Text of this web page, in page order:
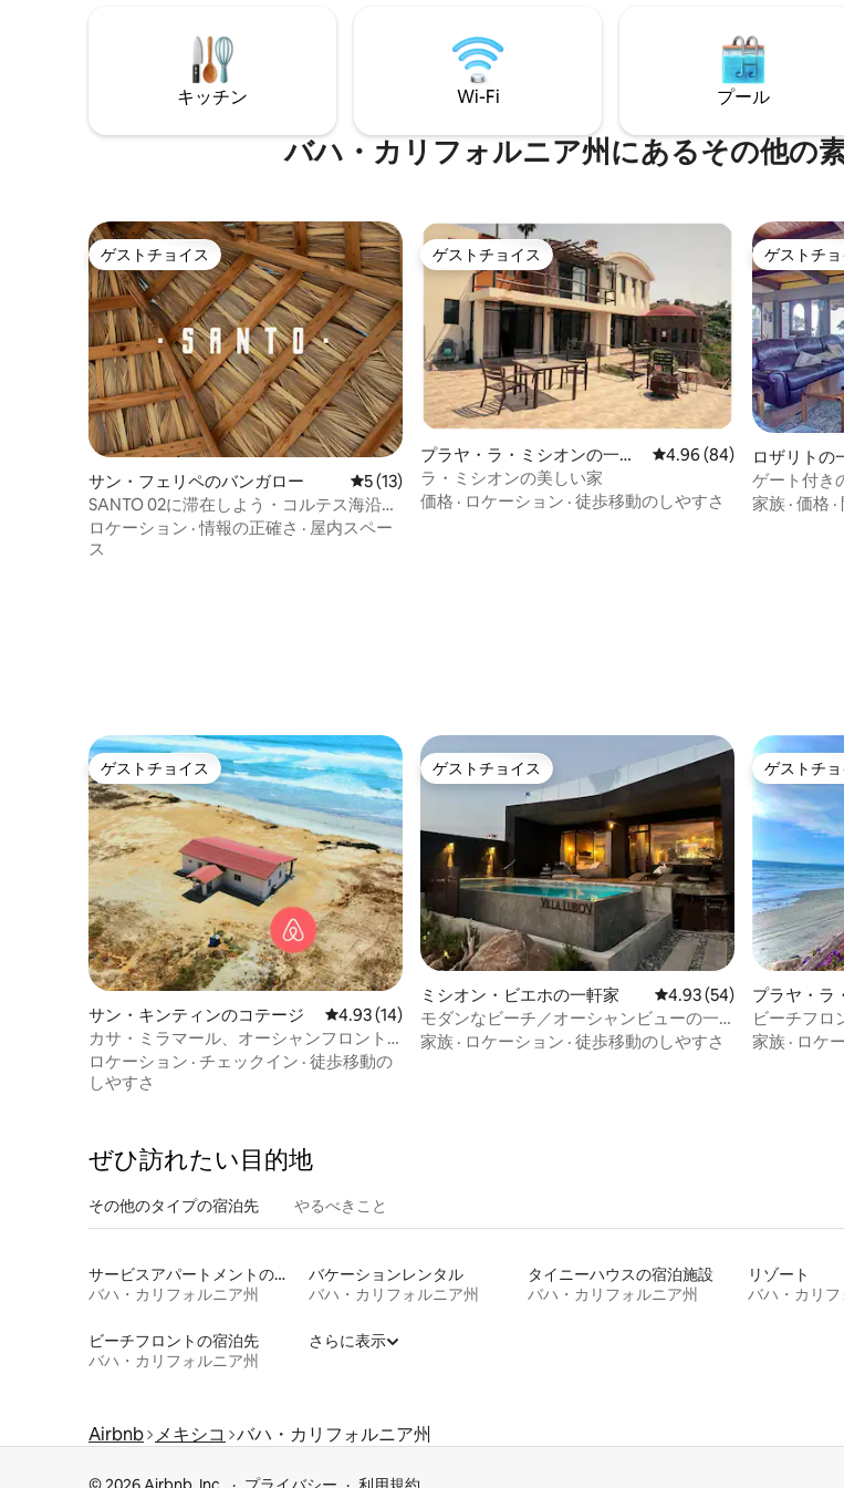
イミングウォールをお試しください。ビ
ーチとサーフブレイクまでわずか300フィ
ート（約90メートル）です。ペット同伴
OK：お連れのペットも大歓迎です！ 快適
ましょう。究極のバハ・カリフォルニ
ア・ライフスタイルは、ここから始まり
画館付きリビン
住宅内にあ
キュリティ
マリブビー
キッチン Wi-Fi プール
バハ・カリフォルニア州にあるその他の
ゲストチョイス
ゲストチョイス
サン・フェリペのバンガロー レビュー13件、5つ星中5つ星の平均評価
5 (13)
SANTO 02に滞在しよう・コルテス海沿い
のバンガロー
ロケーション ·情報の正確さ · 屋内スペー
ス
ゲストチョイス
ゲストチョイス
プラヤ・ラ・ミシオンの一軒
家
レビュー84件、5つ星中
4.96 (84)
ラ・ミシオンの美しい家
価格 · ロケーション · 徒歩移動のしやすさ
ゲストチ
ゲストチョ
ロザリトの
ゲート付き
階段からビ
家族 · 価格 ·
ゲストチョイス
ゲストチョイス
サン・キンティンのコテージ レビュー14件、5つ星中4.93つ星の平均評価
4.93 (14)
カサ・ミラマール、オーシャンフロント
の家
ロケーション · チェックイン · 徒歩移動の
しやすさ
ゲストチョイス
ゲストチョイス
ミシオン・ビエホの一軒家 レビュー54件、5つ星中
4.93 (54)
モダンなビーチ／オーシャンビューの一
軒家、専用プール付き。
家族 · ロケーション · 徒歩移動のしやすさ
ゲストチ
ゲストチョ
プラヤ・ラ
ビーチフロ
イベートな
家族 · ロケ
ぜひ訪⁠れ⁠た⁠い目⁠的⁠地
その他のタ⁠イ⁠プ⁠の宿⁠泊⁠先 やるべきこと
サービスアパートメントの宿泊施設
バハ・カリフォルニア州
バケーションレンタル
バハ・カリフォルニア州
タイニーハウスの宿泊施設
バハ・カリフォルニア州
リゾート
バハ・カリ
ビーチフロントの宿泊先
バハ・カリフォルニア州
さらに表示
Airbnb メキシコ バハ・カリフォルニア州